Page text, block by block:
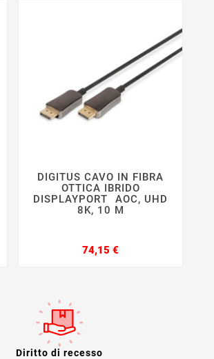
 
DIGITUS CAVO IN FIBRA
OTTICA IBRIDO
DISPLAYPORT  AOC, UHD
8K, 10 M
74,15 €
Diritto di recesso